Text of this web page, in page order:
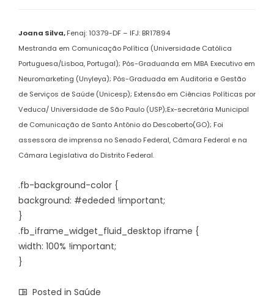
Joana Silva,Fenaj: 10379-DF – IFJ: BR17894
Mestranda em Comunicação Política (Universidade Católica
Portuguesa/Lisboa, Portugal); Pós-Graduanda em MBA Executivo em
Neuromarketing (Unyleya); Pós-Graduada em Auditoria e Gestão
de Serviços de Saúde (Unicesp); Extensão em Ciências Políticas por
Veduca/ Universidade de São Paulo (USP);Ex-secretária Municipal
de Comunicação de Santo Antônio do Descoberto(GO); Foi
assessora de imprensa no Senado Federal, Câmara Federal e na
Câmara Legislativa do Distrito Federal.
.fb-background-color {
background: #ededed !important;
}
.fb_iframe_widget_fluid_desktop iframe {
width: 100% !important;
}
Posted in Saúde